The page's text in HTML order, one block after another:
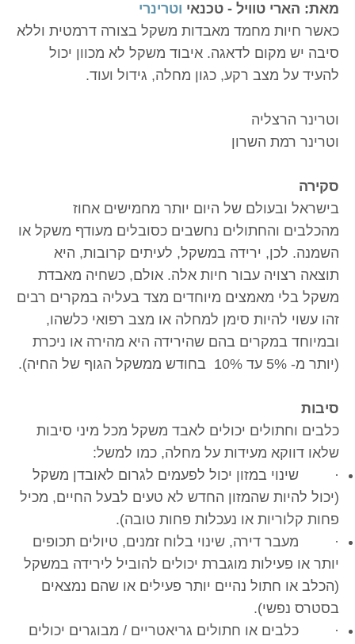
מאת: הארי טוויל - טכנאי וטרינרי
כאשר חיות מחמד מאבדות משקל בצורה דרמטית וללא
סיבה יש מקום לדאגה. איבוד משקל לא מכוון יכול
להעיד על מצב רקע, כגון מחלה, גידול ועוד.
וטרינר הרצליה
וטרינר רמת השרון
סקירה
בישראל ובעולם של היום יותר מחמישים אחוז
מהכלבים והחתולים נחשבים כסובלים מעודף משקל או
השמנה. לכן, ירידה במשקל, לעיתים קרובות, היא
תוצאה רצויה עבור חיות אלה. אולם, כשחיה מאבדת
משקל בלי מאמצים מיוחדים מצד בעליה במקרים רבים
זהו עשוי להיות סימן למחלה או מצב רפואי כלשהו,
ובמיוחד במקרים בהם שהירידה היא מהירה או ניכרת
(יותר מ- 5% עד 10% בחודש ממשקל הגוף של החיה).
סיבות
כלבים וחתולים יכולים לאבד משקל מכל מיני סיבות
שלאו דווקא מעידות על מחלה, כמו למשל:
· שינוי במזון יכול לפעמים לגרום לאובדן משקל
(יכול להיות שהמזון החדש לא טעים לבעל החיים, מכיל
פחות קלוריות או נעכלות פחות טובה).
· מעבר דירה, שינוי בלוח זמנים, טיולים תכופים
יותר או פעילות מוגברת יכולים להוביל לירידה במשקל
(הכלב או חתול נהיים יותר פעילים או שהם נמצאים
בסטרס נפשי).
· כלבים או חתולים גריאטריים / מבוגרים יכולים